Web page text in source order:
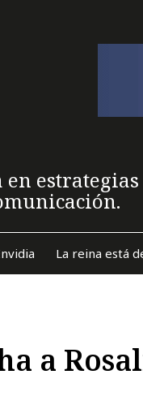
La reina está
a